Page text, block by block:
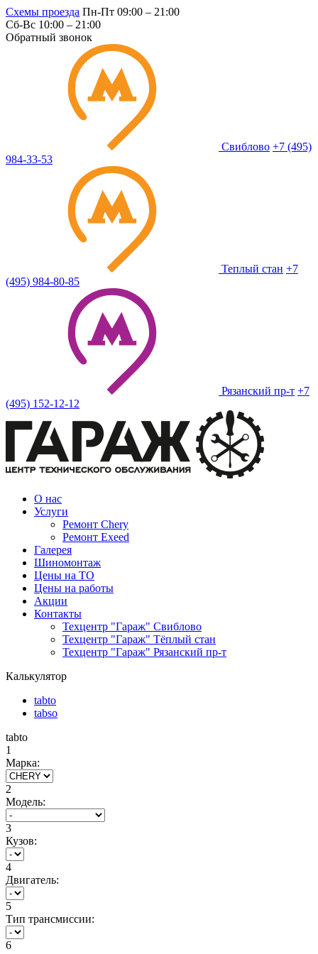
Схемы проезда Пн-Пт 09:00 – 21:00
Сб-Вс 10:00 – 21:00
Обратный звонок
Свиблово +7 (495)
984-33-53
Теплый стан +7
(495) 984-80-85
Рязанский пр-т +7
(495) 152-12-12
О нас
Услуги
Ремонт Chery
Ремонт Exeed
Галерея
Шиномонтаж
Цены на ТО
Цены на работы
Акции
Контакты
Техцентр "Гараж" Свиблово
Техцентр "Гараж" Тёплый стан
Техцентр "Гараж" Рязанский пр-т
Калькулятор
tabto
tabso
tabto
1
Марка:
2
Модель:
3
Кузов:
4
Двигатель:
5
Тип трансмиссии:
6